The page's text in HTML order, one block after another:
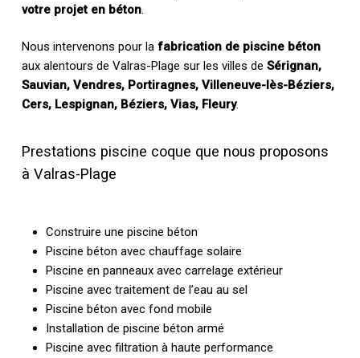
votre projet en béton.
Nous intervenons pour la fabrication de piscine béton
aux alentours de Valras-Plage sur les villes de Sérignan,
Sauvian, Vendres, Portiragnes, Villeneuve-lès-Béziers,
Cers, Lespignan, Béziers, Vias, Fleury.
Prestations piscine coque que nous proposons
à Valras-Plage
Construire une piscine béton
Piscine béton avec chauffage solaire
Piscine en panneaux avec carrelage extérieur
Piscine avec traitement de l’eau au sel
Piscine béton avec fond mobile
Installation de piscine béton armé
Piscine avec filtration à haute performance